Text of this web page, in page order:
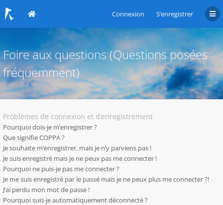
Connexion S’enregistrer
Foire aux questions (Questions posées
fréquemment)
Problèmes de connexion et d’enregistrement
Pourquoi dois-je m’enregistrer ?
Que signifie COPPA ?
Je souhaite m’enregistrer, mais je n’y parviens pas !
Je suis enregistré mais je ne peux pas me connecter !
Pourquoi ne puis-je pas me connecter ?
Je me suis enregistré par le passé mais je ne peux plus me connecter ?!
J’ai perdu mon mot de passe !
Pourquoi suis-je automatiquement déconnecté ?